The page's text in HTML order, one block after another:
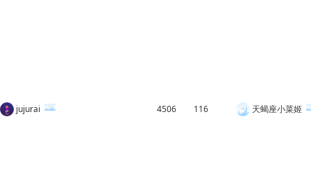
jujurai 4506 116 天蝎座小菜姬